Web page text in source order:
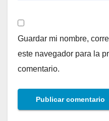
Guardar mi nombre,
este navegador para la
comentario.